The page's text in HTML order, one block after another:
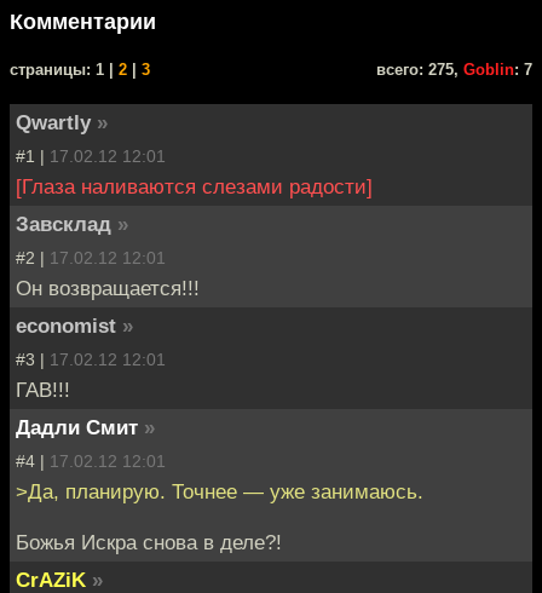
Комментарии
cтраницы: 1 | 2 | 3 всего: 275, Goblin: 7
Qwartly »
#1 | 17.02.12 12:01
[Глаза наливаются слезами радости]
Завсклад »
#2 | 17.02.12 12:01
Он возвращается!!!
economist »
#3 | 17.02.12 12:01
ГАВ!!!
Дадли Смит »
#4 | 17.02.12 12:01
>Да, планирую. Точнее — уже занимаюсь.
Божья Искра снова в деле?!
CrAZiK »